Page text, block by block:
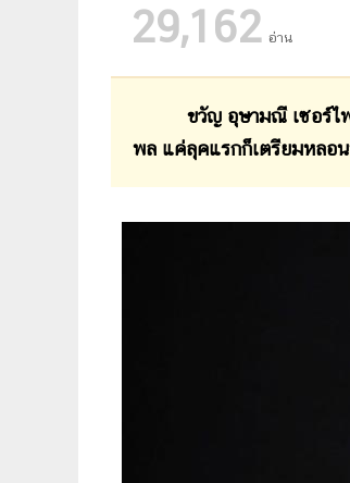
29,162 อ่าน
ขวัญ อุษามณี เซอร์ไ
พล แค่ลุคแรกก็เตรียมหลอน